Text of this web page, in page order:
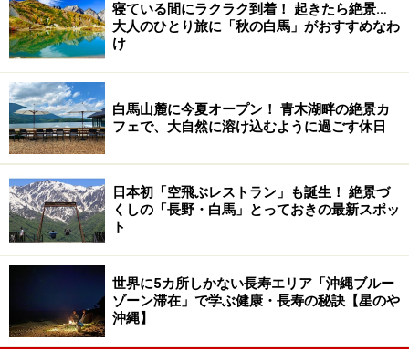
寝ている間にラクラク到着！ 起きたら絶景…
大人のひとり旅に「秋の白馬」がおすすめなわ
け
白馬山麓に今夏オープン！ 青木湖畔の絶景カ
フェで、大自然に溶け込むように過ごす休日
日本初「空飛ぶレストラン」も誕生！ 絶景づ
くしの「長野・白馬」とっておきの最新スポッ
ト
世界に5カ所しかない長寿エリア「沖縄ブルー
ゾーン滞在」で学ぶ健康・長寿の秘訣【星のや
沖縄】